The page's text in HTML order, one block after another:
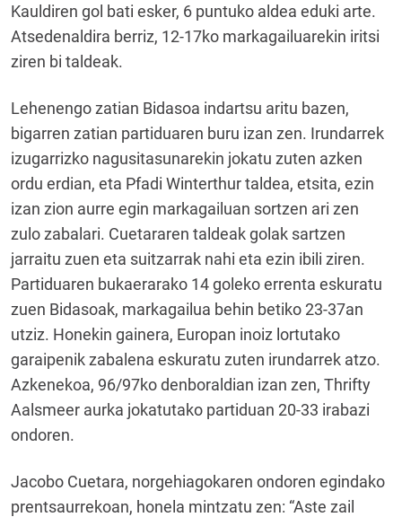
Kauldiren gol bati esker, 6 puntuko aldea eduki arte.
Atsedenaldira berriz, 12-17ko markagailuarekin iritsi
ziren bi taldeak.
Lehenengo zatian Bidasoa indartsu aritu bazen,
bigarren zatian partiduaren buru izan zen. Irundarrek
izugarrizko nagusitasunarekin jokatu zuten azken
ordu erdian, eta Pfadi Winterthur taldea, etsita, ezin
izan zion aurre egin markagailuan sortzen ari zen
zulo zabalari. Cuetararen taldeak golak sartzen
jarraitu zuen eta suitzarrak nahi eta ezin ibili ziren.
Partiduaren bukaerarako 14 goleko errenta eskuratu
zuen Bidasoak, markagailua behin betiko 23-37an
utziz. Honekin gainera, Europan inoiz lortutako
garaipenik zabalena eskuratu zuten irundarrek atzo.
Azkenekoa, 96/97ko denboraldian izan zen, Thrifty
Aalsmeer aurka jokatutako partiduan 20-33 irabazi
ondoren.
Jacobo Cuetara, norgehiagokaren ondoren egindako
prentsaurrekoan, honela mintzatu zen: “Aste zail